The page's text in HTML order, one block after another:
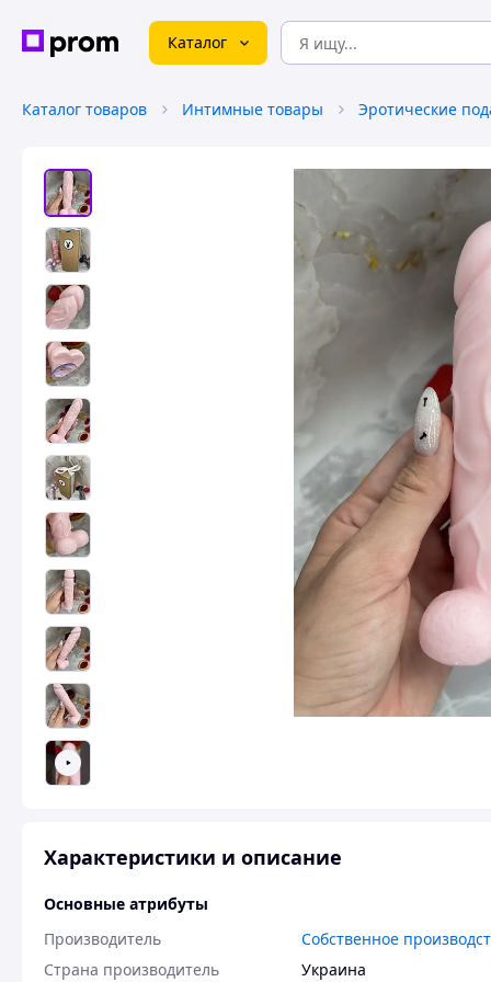
Каталог
Каталог товаров Интимные товары Эротические
Характеристики и описание
Основные атрибуты
Производитель
Собственное
Страна производитель
Украина